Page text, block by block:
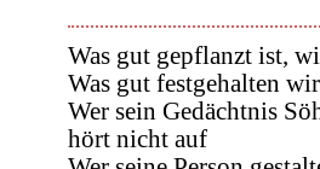
Was gut gepflanzt ist,
Was gut festgehalten
Wer sein Gedächtnis
hört nicht auf